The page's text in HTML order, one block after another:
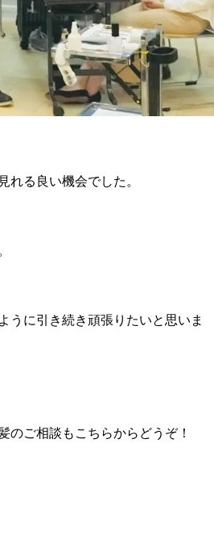
れる良い機会でした。
うに引き続き頑張りたいと思いま
ご相談もこちらからどうぞ！